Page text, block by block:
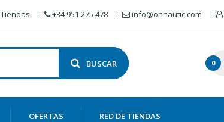
Tiendas +34 951 275 478 info@onnautic.com
BUSCAR 0
OFERTAS RED DE TIENDAS